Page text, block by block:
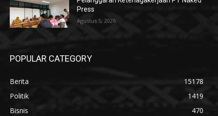
Press
Agustus 5, 2026
POPULAR CATEGORY
Berita
15178
Politik
1419
Bisnis
470